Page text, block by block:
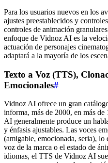
Para los usuarios nuevos en los
ajustes preestablecidos y
controles de animación
enfoque de Vidnoz AI es la
actuación de personajes
adaptará a la mayoría de los
Texto a Voz (TTS),
Emocionales#
Vidnoz AI ofrece un gran
informa, más de 2000, en más
AI generalmente produce un
y énfasis ajustables. Las voces
(amigable, emocionada, seria),
voz de la marca o el estado de
idiomas, el TTS de Vidnoz AI